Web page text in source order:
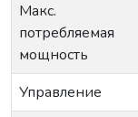
Макс.
потребляемая
мощность
Управление